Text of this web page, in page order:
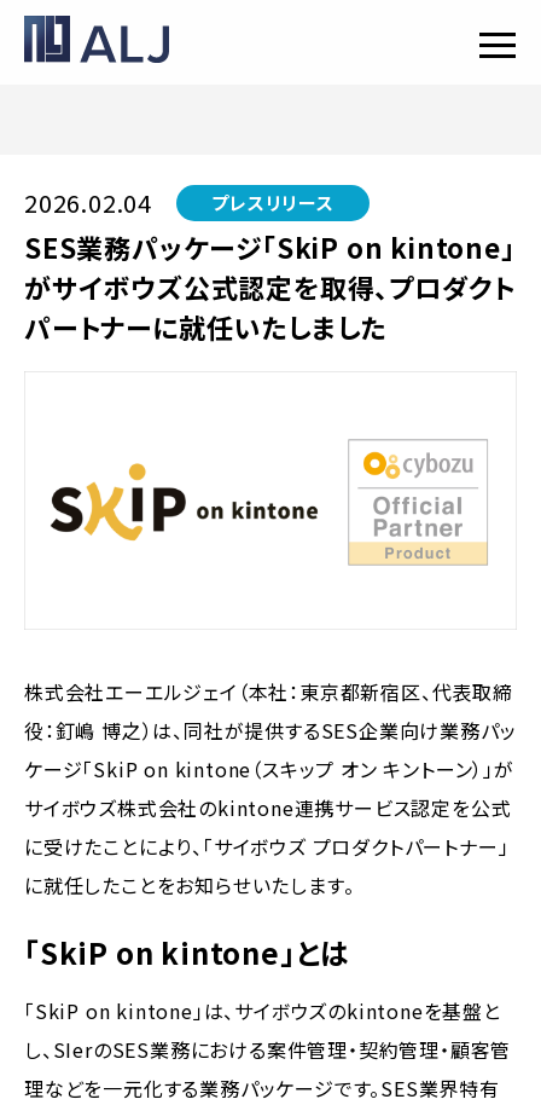
2026.02.04 プレスリリース
SES業務パッケージ「SkiP on kintone」
がサイボウズ公式認定を取得、プロダクト
パートナーに就任いたしました
株式会社エーエルジェイ（本社：東京都新宿区、代表取締
役：釘嶋 博之）は、同社が提供するSES企業向け業務パッ
ケージ「SkiP on kintone（スキップ オン キントーン）」が
サイボウズ株式会社のkintone連携サービス認定を公式
に受けたことにより、「サイボウズ プロダクトパートナー」
に就任したことをお知らせいたします。
「SkiP on kintone」とは
「SkiP on kintone」は、サイボウズのkintoneを基盤と
し、SIerのSES業務における案件管理・契約管理・顧客管
理などを一元化する業務パッケージです。SES業界特有